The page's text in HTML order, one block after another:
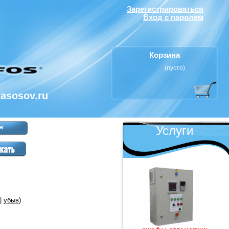
Зарегистрироваться
Вход с паролем
Корзина
(пусто)
Услуги
убыв)